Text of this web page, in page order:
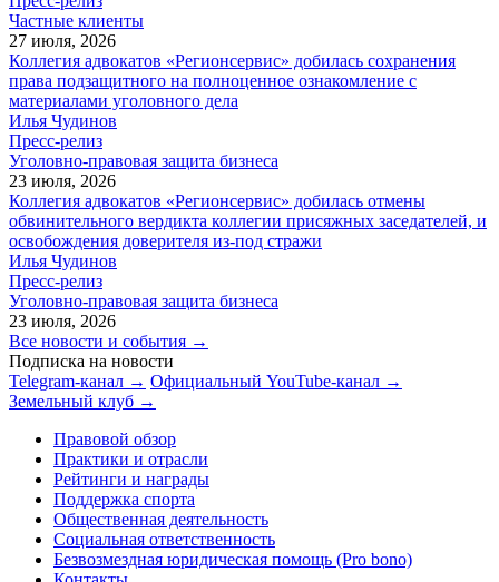
Частные клиенты
27 июля, 2026
Коллегия адвокатов «Регионсервис» добилась сохранения
права подзащитного на полноценное ознакомление с
материалами уголовного дела
Илья Чудинов
Пресс-релиз
Уголовно-правовая защита бизнеса
23 июля, 2026
Коллегия адвокатов «Регионсервис» добилась отмены
обвинительного вердикта коллегии присяжных заседателей, и
освобождения доверителя из-под стражи
Илья Чудинов
Пресс-релиз
Уголовно-правовая защита бизнеса
23 июля, 2026
Все новости и события →
Подписка на новости
Telegram-канал → Официальный YouTube-канал →
Земельный клуб →
Правовой обзор
Практики и отрасли
Рейтинги и награды
Поддержка спорта
Общественная деятельность
Социальная ответственность
Безвозмездная юридическая помощь (Pro bono)